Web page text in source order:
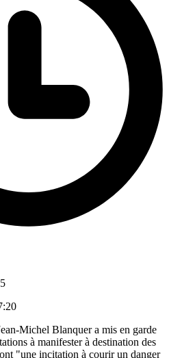
Michel Blanquer a mis en garde
à manifester à destination des
"une incitation à courir un danger